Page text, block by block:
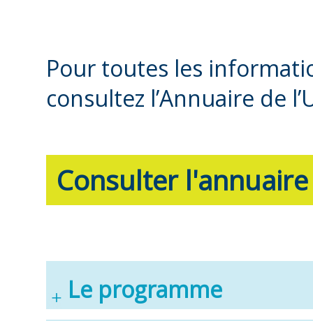
Pour toutes les
consultez l’Annuaire de
Consulter l'annuaire
Le programme